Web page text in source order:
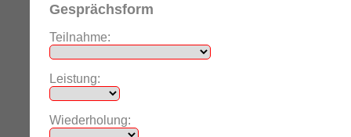
Gesprächsform
Teilnahme:
Leistung:
Wiederholung: